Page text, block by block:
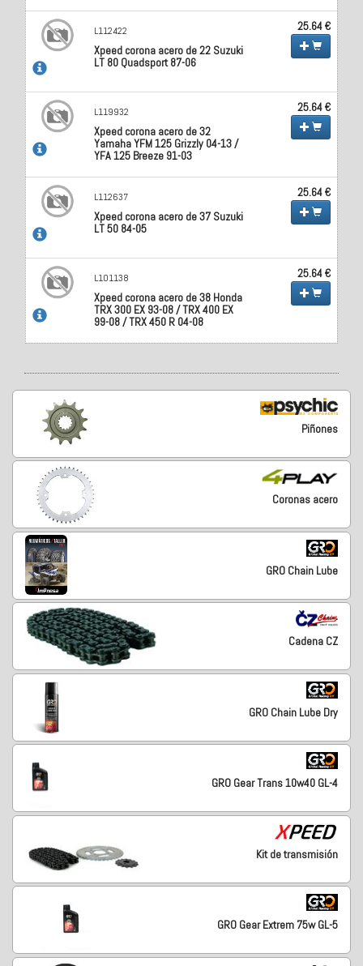
L112422
Xpeed corona acero de 22 Suzuki
LT 80 Quadsport 87-06
25.64 €
L119932
Xpeed corona acero de 32
Yamaha YFM 125 Grizzly 04-13 /
YFA 125 Breeze 91-03
25.64 €
L112637
Xpeed corona acero de 37 Suzuki
LT 50 84-05
25.64 €
L101138
Xpeed corona acero de 38 Honda
TRX 300 EX 93-08 / TRX 400 EX
99-08 / TRX 450 R 04-08
25.64 €
Piñones
Coronas acero
GRO Chain Lube
Cadena CZ
GRO Chain Lube Dry
GRO Gear Trans 10w40 GL-4
Kit de transmisión
GRO Gear Extrem 75w GL-5